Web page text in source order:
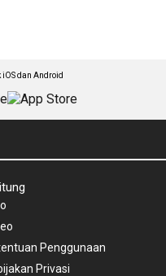
dan Android
Penggunaan
Privasi